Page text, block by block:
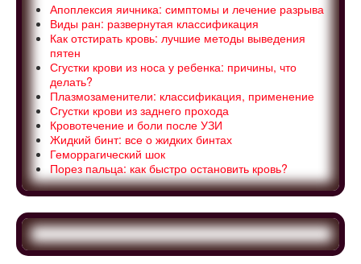
Апоплексия яичника: симптомы и лечение разрыва
Виды ран: развернутая классификация
Как отстирать кровь: лучшие методы выведения
пятен
Сгустки крови из носа у ребенка: причины, что
делать?
Плазмозаменители: классификация, применение
Сгустки крови из заднего прохода
Кровотечение и боли после УЗИ
Жидкий бинт: все о жидких бинтах
Геморрагический шок
Порез пальца: как быстро остановить кровь?